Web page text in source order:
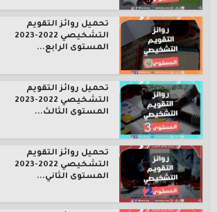
تحميل روائز التقويم
التشخيصي 2022-2023
المستوى الرابع...
تحميل روائز التقويم
التشخيصي 2022-2023
المستوى الثالث...
تحميل روائز التقويم
التشخيصي 2022-2023
المستوى الثاني...